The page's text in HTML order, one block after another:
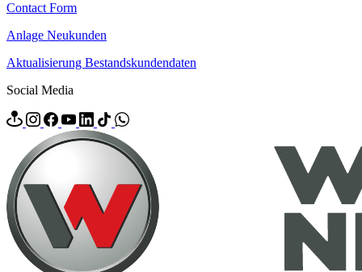
Contact Form
Anlage Neukunden
Aktualisierung Bestandskundendaten
Social Media